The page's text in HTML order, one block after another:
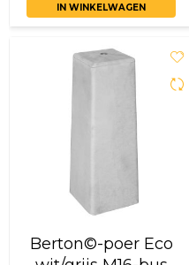
IN WINKELWAGEN
Berton©-poer Eco